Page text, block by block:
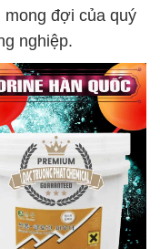
đợi của quý
nghiệp.